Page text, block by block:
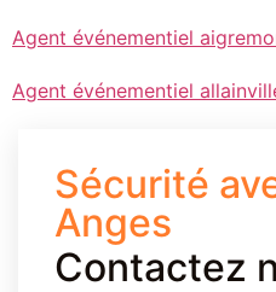
Agent événementiel
Agent événementiel
Sécurité
Anges
Contactez